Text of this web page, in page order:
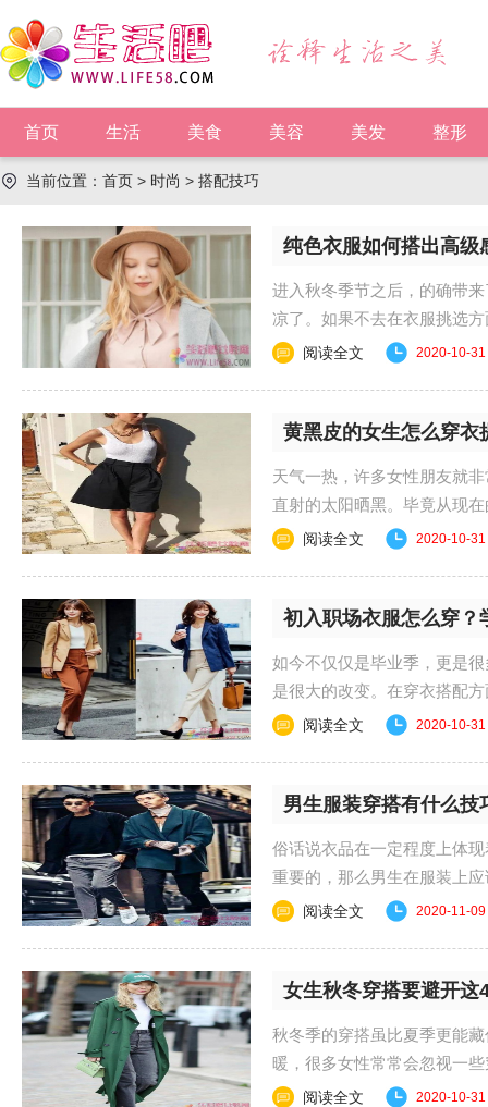
首页 生活 美食 美容 美发 整形
当前位置： 首页 > 时尚 > 搭配技巧
纯色衣服如何搭出高级
进入秋冬季节之后，的确带
凉了。如果不去在衣服挑选
一些更适合自己的一......
阅读全文 2020-10-31
黄黑皮的女生怎么穿衣
天气一热，许多女性朋友就
直射的太阳晒黑。毕竟从现
在她们的心目中也埋......
阅读全文 2020-10-31
初入职场衣服怎么穿？
如今不仅仅是毕业季，更是
是很大的改变。在穿衣搭配
质，看来更加的成熟时......
阅读全文 2020-10-31
男生服装穿搭有什么技
俗话说衣品在一定程度上体
重要的，那么男生在服装上
什么搭配技巧吧！ ......
阅读全文 2020-11-09
女生秋冬穿搭要避开这
秋冬季的穿搭虽比夏季更能
暖，很多女性常常会忽视一
很容易就会穿得显胖又......
阅读全文 2020-10-31